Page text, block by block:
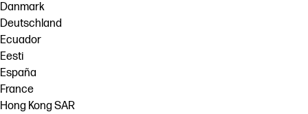
Danmark
Deutschland
Ecuador
Eesti
España
France
Hong Kong SAR